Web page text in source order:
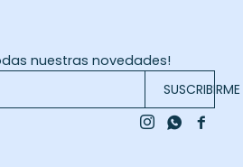
nuestras novedades!
SUSCRIBIRME

 